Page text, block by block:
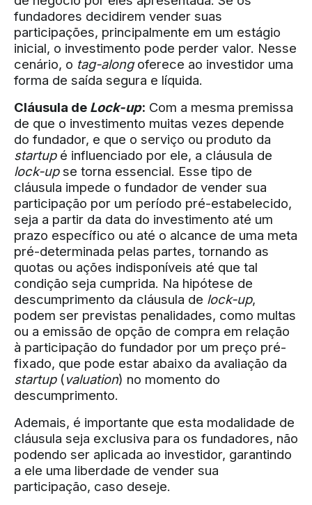
fundadores decidirem vender suas
participações, principalmente em um estágio
inicial, o investimento pode perder valor. Nesse
cenário, o tag-alongoferece ao investidor uma
forma de saída segura e líquida.
Cláusula de Lock-up: Com a mesma premissa
de que o investimento muitas vezes depende
do fundador, e que o serviço ou produto da
startup é influenciado por ele, a cláusula de
lock-upse torna essencial. Esse tipo de
cláusula impede o fundador de vender sua
participação por um período pré-estabelecido,
seja a partir da data do investimento até um
prazo específico ou até o alcance de uma meta
pré-determinada pelas partes, tornando as
quotas ou ações indisponíveis até que tal
condição seja cumprida. Na hipótese de
descumprimento da cláusula de lock-up,
podem ser previstas penalidades, como multas
ou a emissão de opção de compra em relação
à participação do fundador por um preço pré-
fixado, que pode estar abaixo da avaliação da
startup (valuation) no momento do
descumprimento.
Ademais, é importante que esta modalidade de
cláusula seja exclusiva para os fundadores, não
podendo ser aplicada ao investidor, garantindo
a ele uma liberdade de vender sua
participação, caso deseje.